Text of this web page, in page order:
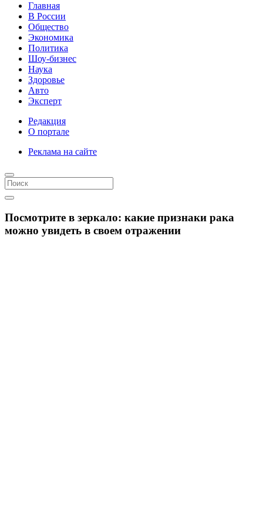
Главная
В России
Общество
Экономика
Политика
Шоу-бизнес
Наука
Здоровье
Авто
Эксперт
Редакция
О портале
Реклама на сайте
Посмотрите в зеркало: какие признаки рака
можно увидеть в своем отражении